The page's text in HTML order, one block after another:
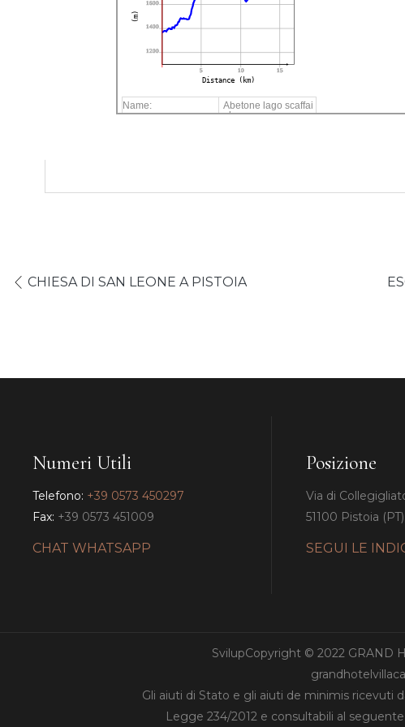
1200
1400
1600
5 10 15
Distance (km)
(m)
Name:
Abetone lago scaffai
olo
CHIESA DI SAN LEONE A PISTOIA
Numeri Utili
Telefono: +39 0573 450297
Fax: +39 0573 451009
CHAT WHATSAPP
Posizione
Via di
51100 Pistoia
SEGUI LE
SvilupCopyright © 2022 GRAND
Gli aiuti di Stato e gli aiuti de minimis ricevuti
Legge 234/2012 e consultabili al